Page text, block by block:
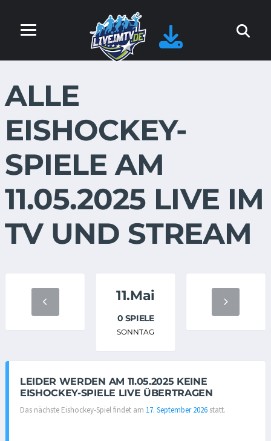
ALLE
EISHOCKEY-
SPIELE AM
11.05.2025 LIVE IM
TV UND STREAM
11.Mai
0 SPIELE
SONNTAG
LEIDER WERDEN AM 11.05.2025 KEINE
EISHOCKEY-SPIELE LIVE ÜBERTRAGEN
Das nächste Eishockey-Spiel findet am 17. September 2026 statt.